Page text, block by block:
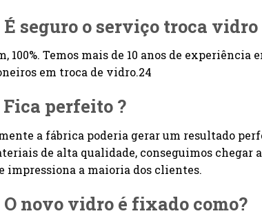
É seguro o serviço troca
100%. Temos mais de 10 anos de
em troca de vidro.24
Fica perfeito ?
a fábrica poderia gerar um resultado
de alta qualidade, conseguimos chegar
impressiona a maioria dos clientes.
O novo vidro é fixado como?